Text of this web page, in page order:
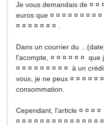
Je vous demandais de ¤ ¤
euros que ¤ ¤ ¤ ¤ ¤ ¤ ¤ ¤
¤ ¤ ¤ ¤ ¤ ¤ ¤ .
Dans un courrier du
l'acompte, ¤ ¤ ¤ ¤ ¤ ¤ que
¤ ¤ ¤ ¤ ¤ ¤ ¤ ¤ ¤ à un
vous, je ne peux ¤ ¤ ¤ ¤ ¤
consommation.
Cependant, l'article ¤ ¤ ¤
¤ ¤ ¤ ¤ ¤ ¤ ¤ ¤ ¤ ¤ ¤ ¤ ¤ ¤